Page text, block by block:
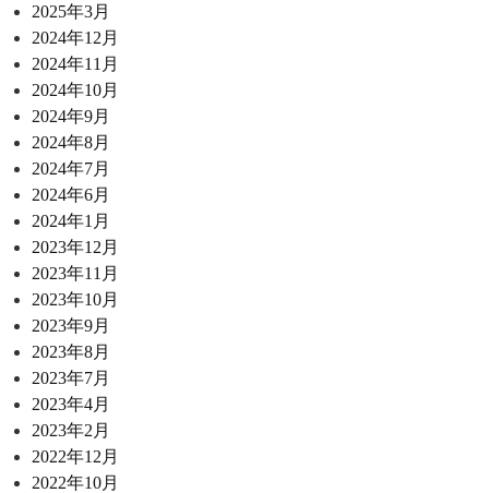
2025年3月
2024年12月
2024年11月
2024年10月
2024年9月
2024年8月
2024年7月
2024年6月
2024年1月
2023年12月
2023年11月
2023年10月
2023年9月
2023年8月
2023年7月
2023年4月
2023年2月
2022年12月
2022年10月